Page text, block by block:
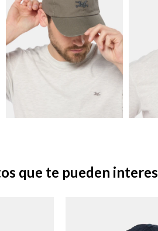
que te pueden